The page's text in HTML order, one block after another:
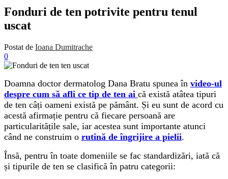
Fonduri de ten potrivite pentru tenul
uscat
Postat de Ioana Dumitrache
0
Doamna doctor dermatolog Dana Bratu spunea în video-ul
despre cum să afli ce tip de ten ai că există atâtea tipuri
de ten câți oameni există pe pământ. Și eu sunt de acord cu
acestă afirmație pentru că fiecare persoană are
particularitățile sale, iar acestea sunt importante atunci
când ne construim o rutină de îngrijire a pielii.
Însă, pentru în toate domeniile se fac standardizări, iată că
și tipurile de ten se clasifică în patru categorii: